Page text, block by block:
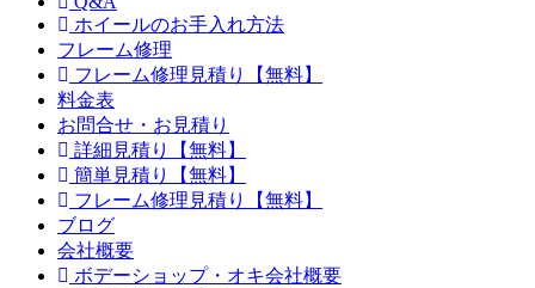
ホイールのお手入れ方法
フレーム修理
フレーム修理見積り【無料】
料金表
お問合せ・お見積り
詳細見積り【無料】
簡単見積り【無料】
フレーム修理見積り【無料】
ブログ
会社概要
ボデーショップ・オキ会社概要